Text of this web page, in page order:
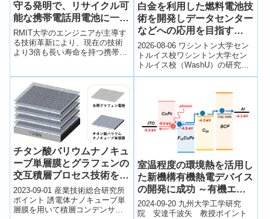
守る発明で、リサイクル可
能な携帯電話用電池に一歩
近づく(Recyclable mobile
phone batteries a step
closer with rust-busting
RMIT大学のエンジニアが主導す
る技術革新により、現在の技術
より3倍も長い寿命を持つ携帯電
pho...
白金を利用した燃料電池技
術を開発しデータセンター
などへの応用を目指す
（Platinum powers the
future）
2026-08-06 ワシントン大学セン
トルイス校ワシントン大学セン
トルイス校（WashU）の研究チ
ームは、白金（プラチナ）触媒
チタン酸バリウムナノキュ
ーブ単層膜とグラフェンの
交互積層プロセス技術を開
発～積層セラミックコンデ
ンサーの飛躍的な薄層化に
道筋～
2023-09-01 産業技術総合研究所
ポイント 誘電体ナノキューブ単
層膜を用いて積層コンデンサー
室温程度の環境熱を活用し
た新機構有機熱電デバイス
の開発に成功 ～有機エレ
クトロニクスが切り拓くク
リーンエネルギー発電～
2024-09-20 九州大学工学研究
院 安達千波矢 教授ポイント